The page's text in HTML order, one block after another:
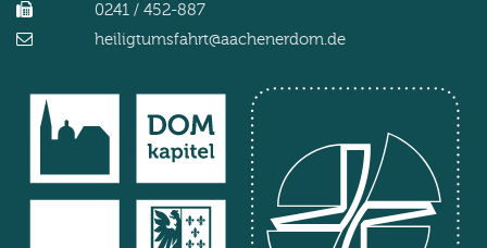
0241 / 452-887
heiligtumsfahrt@aachenerdom.de